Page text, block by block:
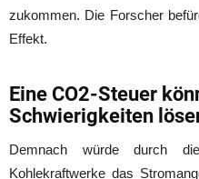
zukommen. Die Forscher
Effekt.
Eine CO2-Steuer
Schwierigkeiten
Demnach würde durch
Kohlekraftwerke das